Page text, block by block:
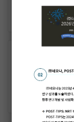
READ MORE
(주)네오나 워
READ MORE